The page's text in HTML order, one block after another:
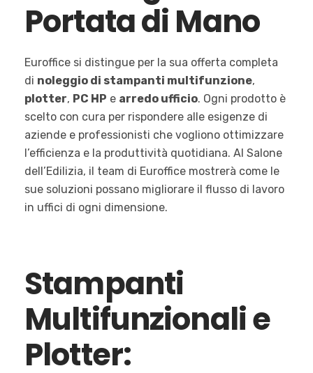
Portata di Mano
Euroffice si distingue per la sua offerta completa
di noleggio di stampanti multifunzione,
plotter, PC HP e arredo ufficio. Ogni prodotto è
scelto con cura per rispondere alle esigenze di
aziende e professionisti che vogliono ottimizzare
l’efficienza e la produttività quotidiana. Al Salone
dell’Edilizia, il team di Euroffice mostrerà come le
sue soluzioni possano migliorare il flusso di lavoro
in uffici di ogni dimensione.
Stampanti
Multifunzionali e
Plotter: